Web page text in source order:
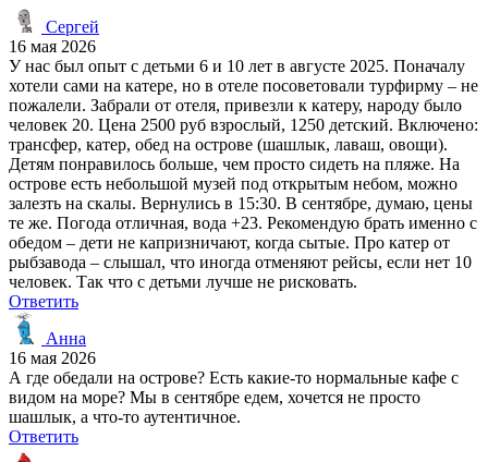
Сергей
16 мая 2026
У нас был опыт с детьми 6 и 10 лет в августе 2025. Поначалу
хотели сами на катере, но в отеле посоветовали турфирму – не
пожалели. Забрали от отеля, привезли к катеру, народу было
человек 20. Цена 2500 руб взрослый, 1250 детский. Включено:
трансфер, катер, обед на острове (шашлык, лаваш, овощи).
Детям понравилось больше, чем просто сидеть на пляже. На
острове есть небольшой музей под открытым небом, можно
залезть на скалы. Вернулись в 15:30. В сентябре, думаю, цены
те же. Погода отличная, вода +23. Рекомендую брать именно с
обедом – дети не капризничают, когда сытые. Про катер от
рыбзавода – слышал, что иногда отменяют рейсы, если нет 10
человек. Так что с детьми лучше не рисковать.
Ответить
Анна
16 мая 2026
А где обедали на острове? Есть какие-то нормальные кафе с
видом на море? Мы в сентябре едем, хочется не просто
шашлык, а что-то аутентичное.
Ответить